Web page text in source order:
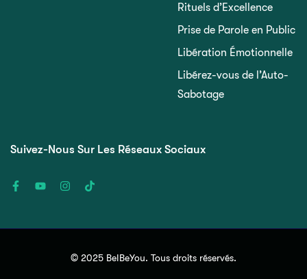
Rituels d’Excellence
Prise de Parole en Public
Libération Émotionnelle
Libérez-vous de l’Auto-
Sabotage
Suivez-Nous Sur Les Réseaux Sociaux
© 2025 BeIBeYou. Tous droits réservés.